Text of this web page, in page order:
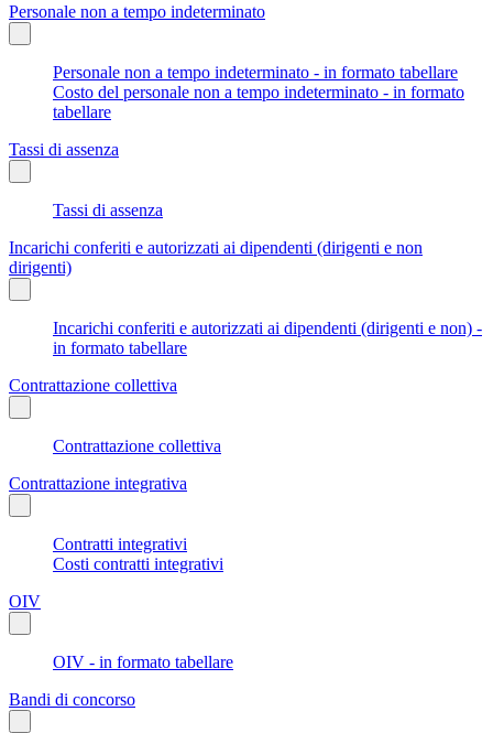
Personale non a tempo indeterminato
Personale non a tempo indeterminato - in formato tabellare
Costo del personale non a tempo indeterminato - in formato
tabellare
Tassi di assenza
Tassi di assenza
Incarichi conferiti e autorizzati ai dipendenti (dirigenti e non
dirigenti)
Incarichi conferiti e autorizzati ai dipendenti (dirigenti e non) -
in formato tabellare
Contrattazione collettiva
Contrattazione collettiva
Contrattazione integrativa
Contratti integrativi
Costi contratti integrativi
OIV
OIV - in formato tabellare
Bandi di concorso